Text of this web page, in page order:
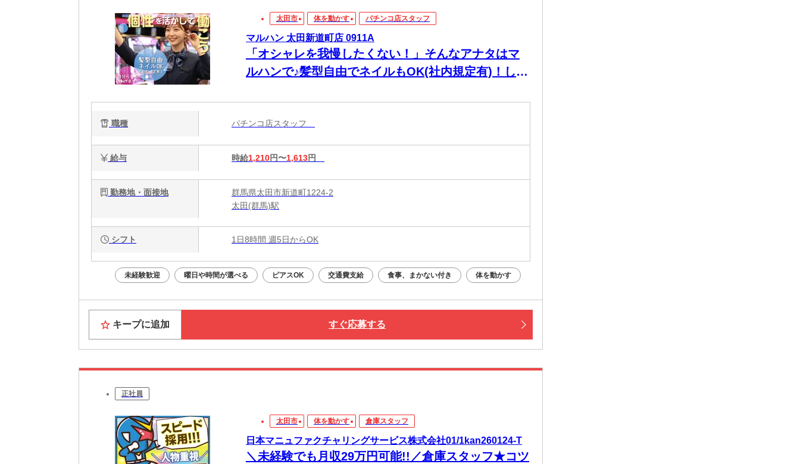
太田市 体を動かす パチンコ店スタッフ
マルハン 太田新道町店 0911A
「オシャレを我慢したくない！」そんなアナタはマ
ルハンで♪髪型自由でネイルもOK(社内規定有)！しか
職種 パチンコ店スタッフ
給与 時給1,210円〜1,613円
勤務地・面接地
群馬県太田市新道町1224-2
太田(群馬)駅
シフト 1日8時間 週5日からOK
未経験歓迎 曜日や時間が選べる ピアスOK 交通費支給 食事、まかない付き 体を動かす
キープに追加 すぐ応募する
正社員
太田市 体を動かす 倉庫スタッフ
日本マニュファクチャリングサービス株式会社01/1kan260124-T
＼未経験でも月収29万円可能!!／倉庫スタッフ★コツ